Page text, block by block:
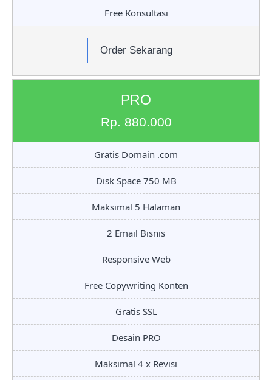
Free Konsultasi
Order Sekarang
PRO
Rp. 880.000
Gratis Domain .com
Disk Space 750 MB
Maksimal 5 Halaman
2 Email Bisnis
Responsive Web
Free Copywriting Konten
Gratis SSL
Desain PRO
Maksimal 4 x Revisi